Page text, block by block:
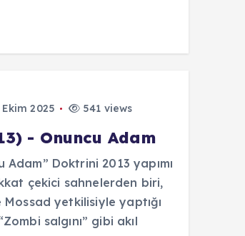
Ekim 2025 541 views
- Onuncu Adam
Doktrini 2013 yapımı
çekici sahnelerden biri,
yetkilisiyle yaptığı
salgını” gibi akıl